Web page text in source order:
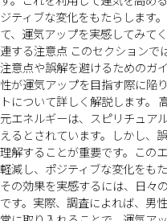
ジティブな変化をもたらします
て、運気アップを実感してみて
連する注意点 このセクションで
注意点や誤解を避けるためのガ
性が運気アップを目指す際に陥
トについて詳しく解説します。
元エネルギーは、スピリチュア
えるとされています。しかし、
理解することが重要です。この
軽減し、ポジティブな変化をも
その効果を実感するには、日々
です。実際、調査によれば、男